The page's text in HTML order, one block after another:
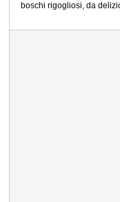
boschi rigogliosi, da